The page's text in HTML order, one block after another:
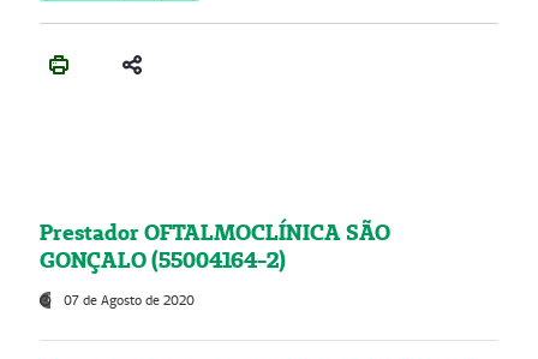
Prestador OFTALMOCLÍNICA SÃO
GONÇALO (55004164-2)
07 de Agosto de 2020